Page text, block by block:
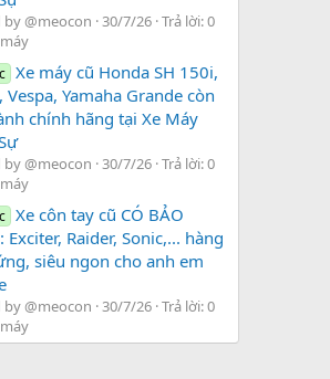
by @meocon 30/7/26 Trả lời: 0
Xe máy cũ Honda SH 150i,
Vespa, Yamaha Grande còn
chính hãng tại Xe Máy
@meocon 30/7/26 Trả lời: 0
Xe côn tay cũ CÓ BẢO
Exciter, Raider, Sonic,... hàng
siêu ngon cho anh em
@meocon 30/7/26 Trả lời: 0